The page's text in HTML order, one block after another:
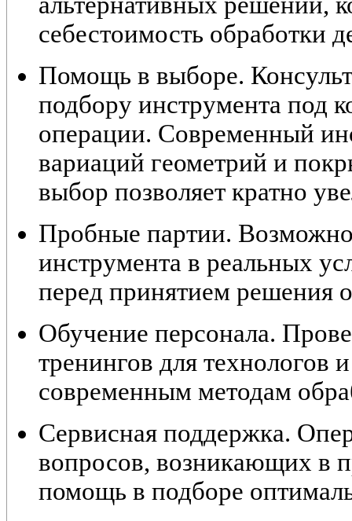
себестоимость обработки
Помощь в выборе.
подбору инструмента под
операции. Современный
вариаций геометрий и
выбор позволяет кратно
Пробные партии.
инструмента в реальных
перед принятием решения
Обучение персонала.
тренингов для технологов
современным методам
Сервисная поддержка.
вопросов, возникающих в
помощь в подборе